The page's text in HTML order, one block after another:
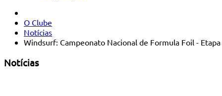
O Clube
Notícias
Windsurf: Campeonato Nacional de Formula Foil - Etapa
Notícias